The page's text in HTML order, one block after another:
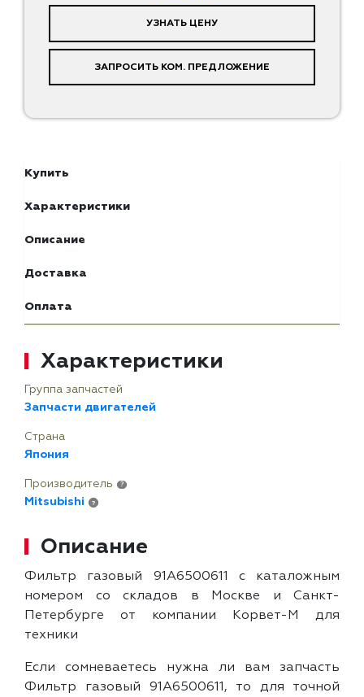
УЗНАТЬ ЦЕНУ
ЗАПРОСИТЬ КОМ. ПРЕДЛОЖЕНИЕ
Купить
Характеристики
Описание
Доставка
Оплата
Характеристики
Группа запчастей
Запчасти двигателей
Страна
Япония
Производитель ?
Mitsubishi ?
Описание
Фильтр газовый 91A6500611 с каталожным
номером со складов в Москве и Санкт-
Петербурге от компании Корвет-М для
техники
Если сомневаетесь нужна ли вам запчасть
Фильтр газовый 91A6500611, то для точной